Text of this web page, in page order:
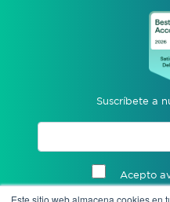
Este sitio web almacena cookies en
Suscríbete a
Acepto